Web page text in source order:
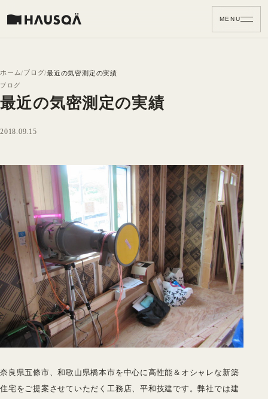
MENU
ホーム ブログ 最近の気密測定の実績
ブログ
最近の気密測定の実績
2018.09.15
奈良県五條市、和歌山県橋本市を中心に高性能＆オシャレな新築
住宅をご提案させていただく工務店、平和技建です。弊社では建